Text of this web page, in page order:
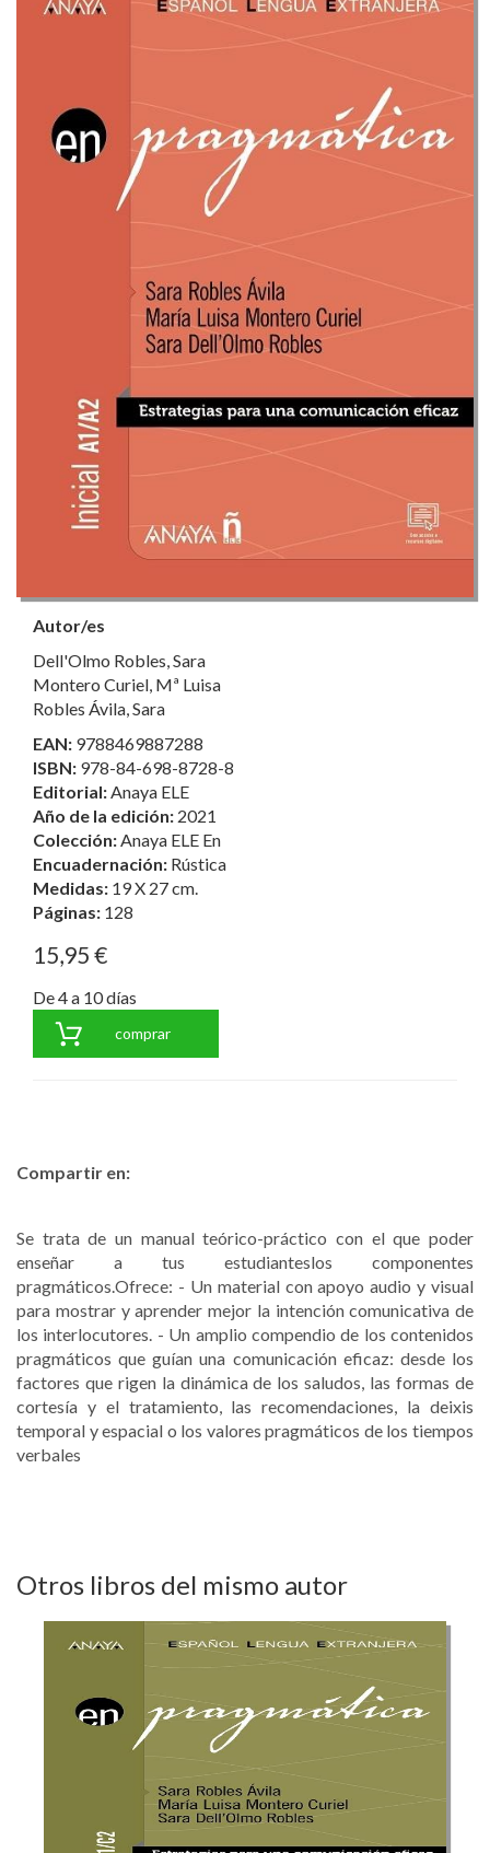
Autor/es
Dell'Olmo Robles, Sara
Montero Curiel, Mª Luisa
Robles Ávila, Sara
EAN: 9788469887288
ISBN: 978-84-698-8728-8
Editorial: Anaya ELE
Año de la edición: 2021
Colección: Anaya ELE En
Encuadernación: Rústica
Medidas: 19 X 27 cm.
Páginas: 128
15,95 €
De 4 a 10 días
comprar
Compartir en:
Se trata de un manual teórico-práctico con el que poder
enseñar a tus estudianteslos componentes
pragmáticos.Ofrece: - Un material con apoyo audio y visual
para mostrar y aprender mejor la intención comunicativa de
los interlocutores. - Un amplio compendio de los contenidos
pragmáticos que guían una comunicación eficaz: desde los
factores que rigen la dinámica de los saludos, las formas de
cortesía y el tratamiento, las recomendaciones, la deixis
temporal y espacial o los valores pragmáticos de los tiempos
verbales
Otros libros del mismo autor